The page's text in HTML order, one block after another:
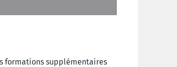
formations supplémentaires